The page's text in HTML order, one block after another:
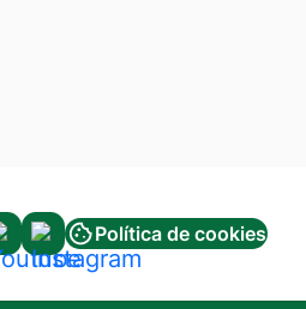
Acessar
a
Política de cookies